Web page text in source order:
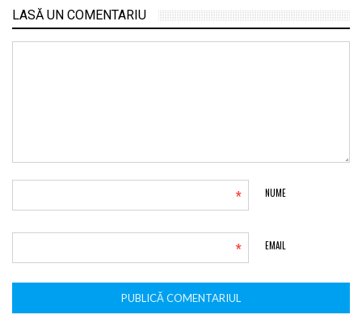
LASĂ UN COMENTARIU
NUME
*
EMAIL
*